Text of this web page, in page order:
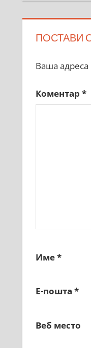
ПОСТАВИ
Ваша
Коментар *
Име*
Е-пошта *
Веб место